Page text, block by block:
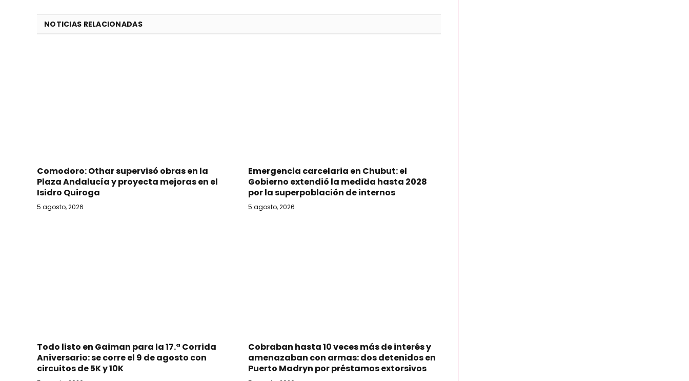
NOTICIAS RELACIONADAS
Comodoro: Othar supervisó obras en la
Plaza Andalucía y proyecta mejoras en el
Isidro Quiroga
5 agosto, 2026
Emergencia carcelaria en Chubut: el
Gobierno extendió la medida hasta 2028
por la superpoblación de internos
5 agosto, 2026
Todo listo en Gaiman para la 17.ª Corrida
Aniversario: se corre el 9 de agosto con
circuitos de 5K y 10K
Cobraban hasta 10 veces más de interés y
amenazaban con armas: dos detenidos en
Puerto Madryn por préstamos extorsivos